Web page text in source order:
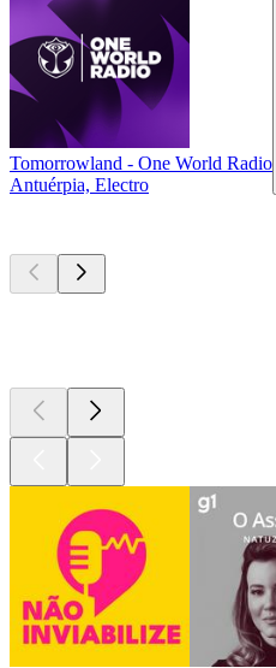
Tomorrowland - One World Radio
Antuérpia, Electro